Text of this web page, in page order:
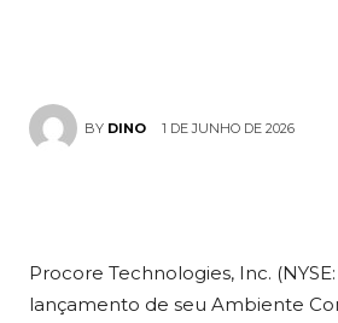
BY DINO 1 DE JUNHO DE 2026
Procore Technologies, Inc.
lançamento de seu Ambiente